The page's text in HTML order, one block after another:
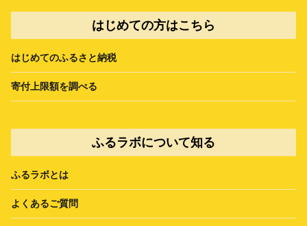
はじめての方はこちら
はじめてのふるさと納税
寄付上限額を調べる
ふるラボについて知る
ふるラボとは
よくあるご質問